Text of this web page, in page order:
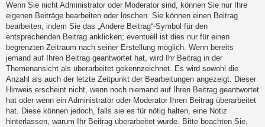
Wenn Sie nicht Administrator oder Moderator sind, können Sie nur Ihre
eigenen Beiträge bearbeiten oder löschen. Sie können einen Beitrag
bearbeiten, indem Sie das „Ändere Beitrag“-Symbol für den
entsprechenden Beitrag anklicken; eventuell ist dies nur für einen
begrenzten Zeitraum nach seiner Erstellung möglich. Wenn bereits
jemand auf Ihren Beitrag geantwortet hat, wird Ihr Beitrag in der
Themenansicht als überarbeitet gekennzeichnet. Es wird sowohl die
Anzahl als auch der letzte Zeitpunkt der Bearbeitungen angezeigt. Dieser
Hinweis erscheint nicht, wenn noch niemand auf Ihren Beitrag geantwortet
hat oder wenn ein Administrator oder Moderator Ihren Beitrag überarbeitet
hat. Diese können jedoch, falls sie es für nötig halten, eine Notiz
hinterlassen, warum Ihr Beitrag überarbeitet wurde. Bitte beachten Sie,